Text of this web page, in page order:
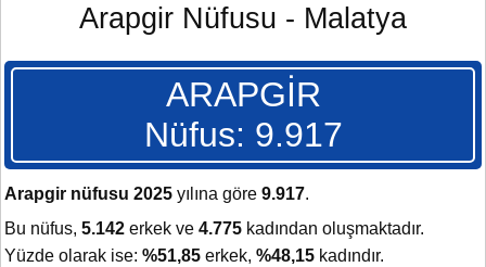
Arapgir Nüfusu - Malatya
ARAPGİR
Nüfus: 9.917
Arapgir nüfusu 2025 yılına göre 9.917.
Bu nüfus, 5.142 erkek ve 4.775 kadından oluşmaktadır.
Yüzde olarak ise: %51,85 erkek, %48,15 kadındır.